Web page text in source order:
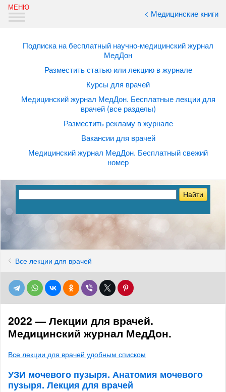
< Медицинские книги
Подписка на бесплатный научно-медицинский журнал
МедДон
Разместить статью или лекцию в журнале
Курсы для врачей
Медицинский журнал МедДон. Бесплатные лекции для
врачей (все разделы)
Разместить рекламу в журнале
Вакансии для врачей
Медицинский журнал МедДон. Бесплатный свежий
номер
Все лекции для врачей
2022 — Лекции для врачей.
Медицинский журнал МедДон.
Все лекции для врачей удобным списком
УЗИ мочевого пузыря. Анатомия мочевого
пузыря. Лекция для врачей